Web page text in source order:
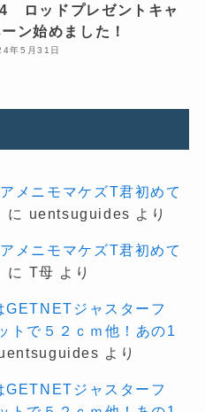
ロッドプレゼントキャ
ン始めました！
年5月31日
メニモマケズT君初めて
に uentsuguides より
メニモマケズT君初めて
に T母 より
GETNETジャスターフ
トで５２ｃｍ他！あの1
より
GETNETジャスターフ